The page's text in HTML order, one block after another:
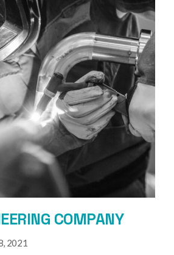
COMPANY
2021